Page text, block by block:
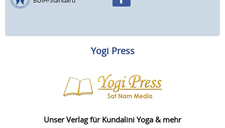
Yogi Press
Unser Verlag für Kundalini Yoga & mehr